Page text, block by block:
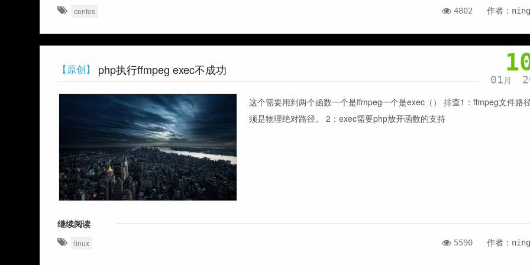
centos 4802 作者：ning
【原创】 php执行ffmpeg exec不成功
01 月
这个需要用到两个函数一个是ffmpeg一个是exec（） 排查1：ffmpeg文件路
须是物理绝对路径。 2：exec需要php放开函数的支持
继续阅读
linux 5590 作者：ning